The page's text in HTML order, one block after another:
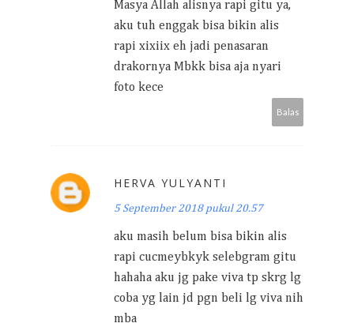
Masya Allah alisnya rapi gitu ya,
aku tuh enggak bisa bikin alis
rapi xixiix eh jadi penasaran
drakornya Mbkk bisa aja nyari
foto kece
Balas
HERVA YULYANTI
5 September 2018 pukul 20.57
aku masih belum bisa bikin alis
rapi cucmeybkyk selebgram gitu
hahaha aku jg pake viva tp skrg lg
coba yg lain jd pgn beli lg viva nih
mba